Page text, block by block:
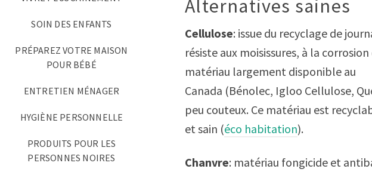
SOIN DES ENFANTS
PRÉPAREZ VOTRE MAISON
POUR BÉBÉ
ENTRETIEN MÉNAGER
HYGIÈNE PERSONNELLE
PRODUITS POUR LES
PERSONNES NOIRES
Alternatives saines
Cellulose: issue du recyclage de
résiste aux moisissures, à la corrosion
matériau largement disponible au
Canada (Bénolec, Igloo Cellulose,
peu couteux. Ce matériau est
et sain (éco habitation).
Chanvre: matériau fongicide et